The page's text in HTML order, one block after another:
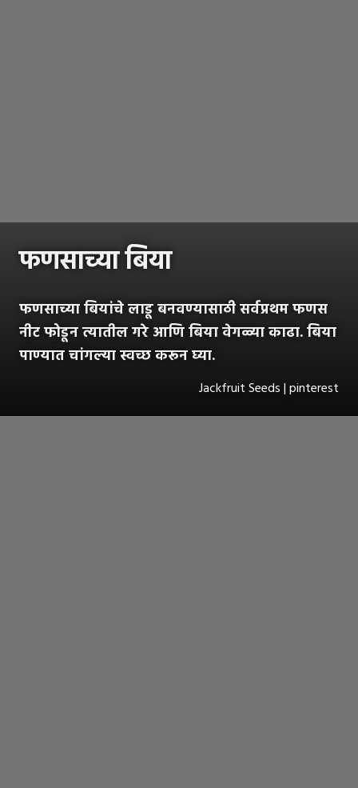
फणसाच्या बिया
फणसाच्या बियांचे लाडू बनवण्यासाठी सर्वप्रथम फणस
नीट फोडून त्यातील गरे आणि बिया वेगळ्या काढा. बिया
पाण्यात चांगल्या स्वच्छ करून घ्या.
Jackfruit Seeds | pinterest